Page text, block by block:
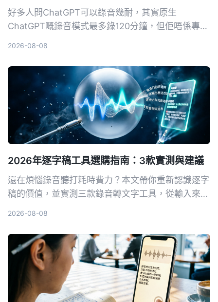
好多人問ChatGPT可以錄音幾耐，其實原生
ChatGPT嘅錄音模式最多錄120分鐘，但佢唔係專為
答功能，真正幫你慳返OT時間。
2026-08-08
2026年逐字稿工具選購指南：3款實測與建議
還在煩惱錄音聽打耗時費力？本文帶你重新認識逐字
稿的價值，並實測三款錄音轉文字工具，從輸入來
2026-08-08